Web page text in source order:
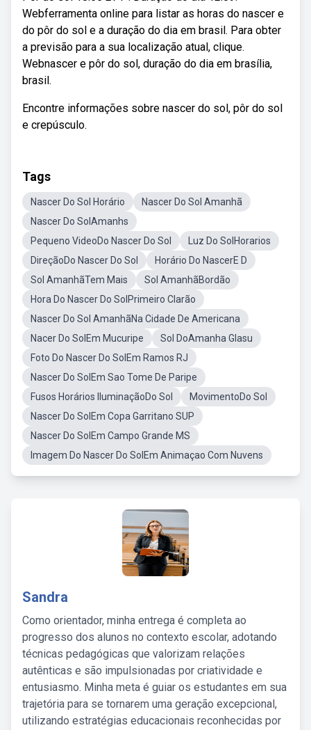
Webferramenta online para listar as horas do nascer e
do pôr do sol e a duração do dia em brasil. Para obter
a previsão para a sua localização atual, clique.
Webnascer e pôr do sol, duração do dia em brasília,
brasil.
Encontre informações sobre nascer do sol, pôr do sol
e crepúsculo.
Tags
Nascer Do Sol Horário
Nascer Do Sol Amanhã
Nascer Do SolAmanhs
Pequeno VideoDo Nascer Do Sol
Luz Do SolHorarios
DireçãoDo Nascer Do Sol
Horário Do NascerE D
Sol AmanhãTem Mais
Sol AmanhãBordão
Hora Do Nascer Do SolPrimeiro Clarão
Nascer Do Sol AmanhãNa Cidade De Americana
Nacer Do SolEm Mucuripe
Sol DoAmanha Glasu
Foto Do Nascer Do SolEm Ramos RJ
Nascer Do SolEm Sao Tome De Paripe
Fusos Horários IluminaçãoDo Sol
MovimentoDo Sol
Nascer Do SolEm Copa Garritano SUP
Nascer Do SolEm Campo Grande MS
Imagem Do Nascer Do SolEm Animaçao Com Nuvens
Sandra
Como orientador, minha entrega é completa ao
progresso dos alunos no contexto escolar, adotando
técnicas pedagógicas que valorizam relações
autênticas e são impulsionadas por criatividade e
entusiasmo. Minha meta é guiar os estudantes em sua
trajetória para se tornarem uma geração excepcional,
utilizando estratégias educacionais reconhecidas por